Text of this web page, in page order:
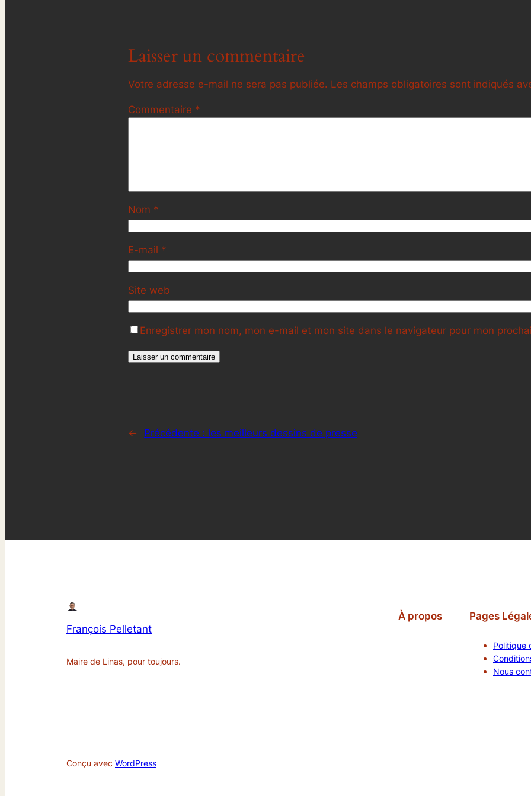
Laisser un commentaire
Votre adresse e-mail ne sera pas publiée. Les champs obligatoires sont indiqués
Commentaire *
Nom *
E-mail *
Site web
Enregistrer mon nom, mon e-mail et mon site dans le navigateur pour mon
← Précédente : les meilleurs dessins de presse
François Pelletant
Maire de Linas, pour toujours.
À propos Pages
Politique
Nous
Conçu avec WordPress